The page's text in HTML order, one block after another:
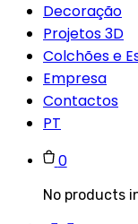
Decoração
Projetos 3D
Colchões e
Empresa
Contactos
PT
0
No products